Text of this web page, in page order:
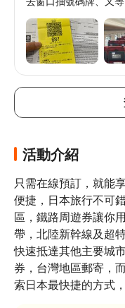
新幹線轉搭越前鐵道
周遊券新感覺 XR 巴
岡站有Aeon和
不是藍色的有些落差
活動介紹
只需在線預訂，就能
便捷，日本旅行不可
區，鐵路周遊券讓你
帶，北陸新幹線及超
快速抵達其他主要城
券，台灣地區郵寄，
索日本最快捷的方式